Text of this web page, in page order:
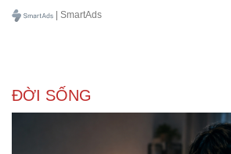
| SmartAds
ĐỜI SỐNG